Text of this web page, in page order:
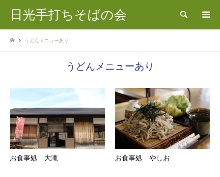
日光手打ちそばの会 検索
うどんメニューあり
うどんメニューあり
お食事処 大滝 お食事処 やしお